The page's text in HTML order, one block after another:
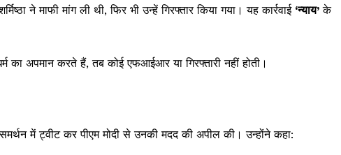
ने माफी मांग ली थी, फिर भी उन्हें गिरफ्तार किया गया। यह कार्रवाई ‘न्याय’ के
का अपमान करते हैं, तब कोई एफआईआर या गिरफ्तारी नहीं होती।
में ट्वीट कर पीएम मोदी से उनकी मदद की अपील की। उन्होंने कहा: